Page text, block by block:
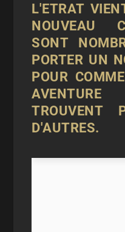
L'ETRAT
NOUVEAU
SONT
PORTER UN
POUR
TROUVENT
D'AUTRES.